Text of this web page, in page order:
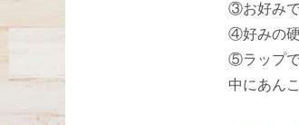
③お好み
④好みの硬
⑤ラップ
中にあん